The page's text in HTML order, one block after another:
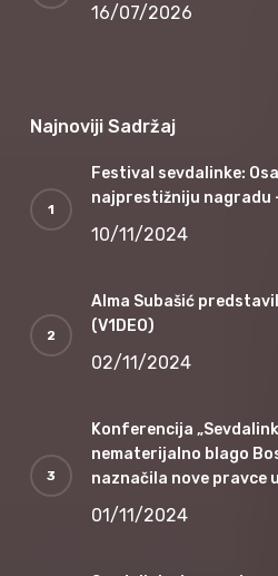
16/07/2026
Najnoviji Sadržaj
Festival sevdalinke:
najprestižniju nagradu
10/11/2024
Alma Subašić
(V1DEO)
02/11/2024
Konferencija
nematerijalno blago
naznačila nove pravce
01/11/2024